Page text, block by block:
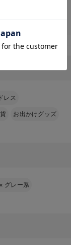
番アイテムから最
レス
お出かけグッズ
× グレー系